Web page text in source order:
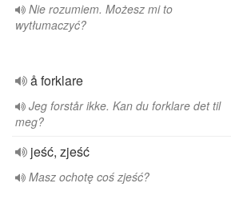
Nie rozumiem. Możesz mi to
wytłumaczyć?
å forklare
Jeg forstår ikke. Kan du forklare det til
meg?
jeść, zjeść
Masz ochotę coś zjeść?